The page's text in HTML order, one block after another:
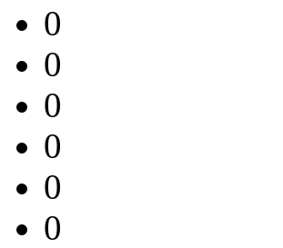
0
0
0
0
0
0